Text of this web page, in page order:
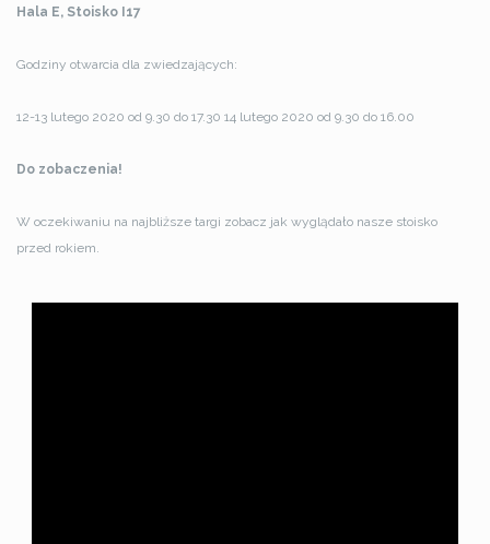
Hala E, Stoisko I17
Godziny otwarcia dla zwiedzających:
12-13 lutego 2020 od 9.30 do 17.30 14 lutego 2020 od 9.30 do 16.00
Do zobaczenia!
W oczekiwaniu na najbliższe targi zobacz jak wyglądało nasze stoisko
przed rokiem.